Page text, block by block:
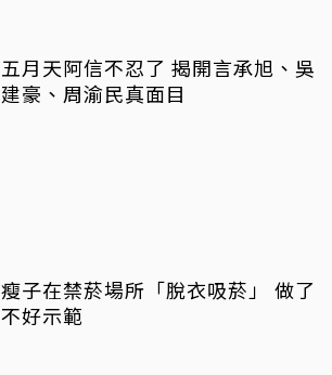
五月天阿信不忍了 揭開言承旭、吳
建豪、周渝民真面目
瘦子在禁菸場所「脫衣吸菸」 做了
不好示範